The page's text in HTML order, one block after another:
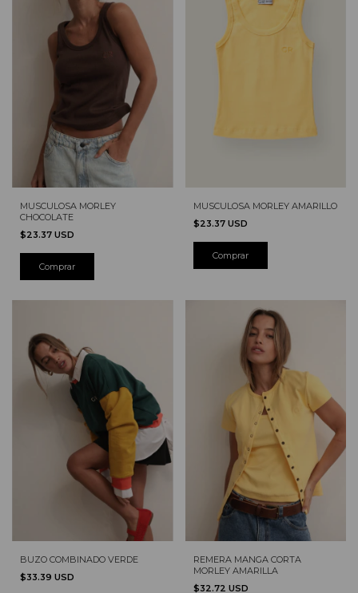
MUSCULOSA MORLEY
CHOCOLATE
$23.37 USD
Comprar
MUSCULOSA MORLEY AMARILLO
$23.37 USD
Comprar
BUZO COMBINADO VERDE
$33.39 USD
REMERA MANGA CORTA
MORLEY AMARILLA
$32.72 USD